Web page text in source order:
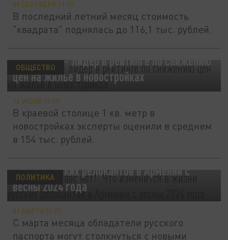
09 СЕНТЯБРЯ 11:17
В последний летний месяц стоимость
"квадрата" поднялась до 116,1 тыс. рублей.
Краснодар – лидер в рейтинге по снижению
цен на жилье в новостройках
ОБЩЕСТВО
16 ИЮЛЯ 12:09
В краевой столице 1 кв. метр в
новостройках эксперты оценили в среднем
в 154 тыс. рублей.
жизни русских релокантов в Армении с
весны 2024 года
ПОЛИТИКА
01 МАРТА 00:01
С марта месяца обладатели русского
паспорта могут столкнуться с новыми